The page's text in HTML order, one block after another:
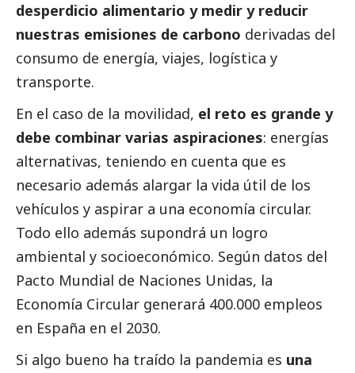
desperdicio alimentario y medir y reducir
nuestras emisiones de carbono derivadas del
consumo de energía, viajes, logística y
transporte.
En el caso de la movilidad, el reto es grande y
debe combinar varias aspiraciones: energías
alternativas, teniendo en cuenta que es
necesario además alargar la vida útil de los
vehículos y aspirar a una economía circular.
Todo ello además supondrá un logro
ambiental y socioeconómico. Según datos del
Pacto Mundial de Naciones Unidas, la
Economía Circular generará 400.000 empleos
en España en el 2030.
Si algo bueno ha traído la pandemia es una